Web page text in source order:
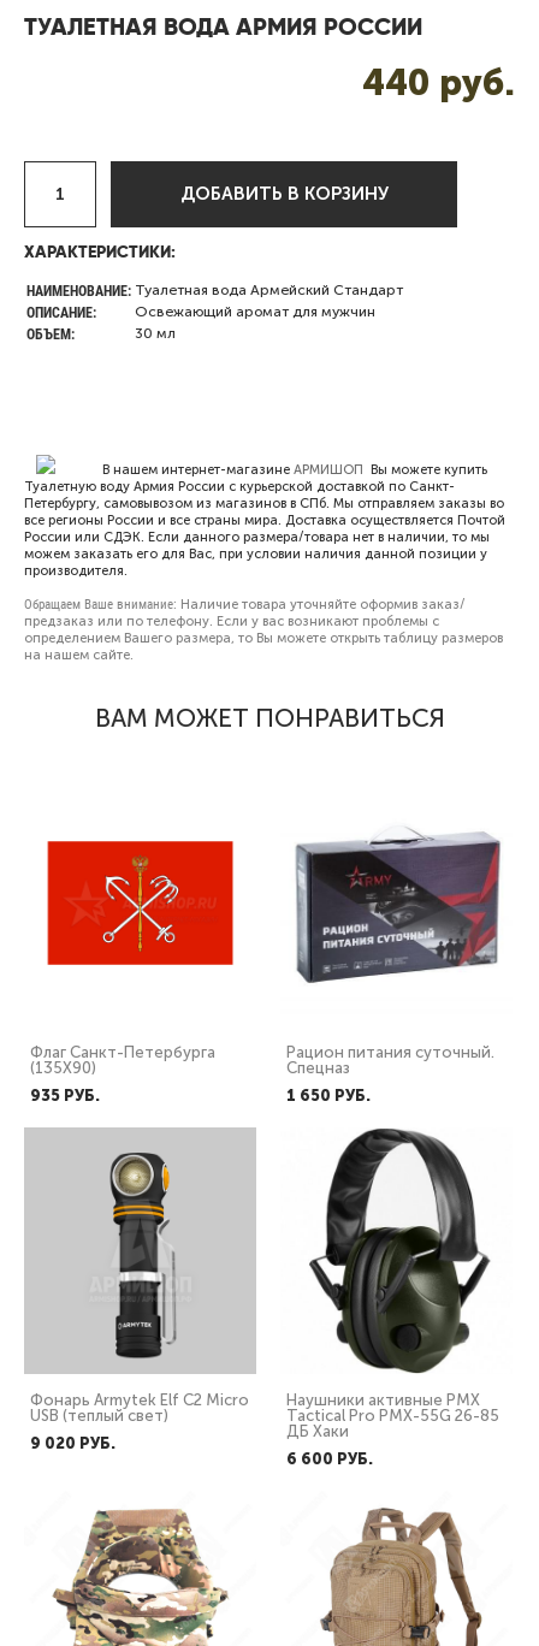
ТУАЛЕТНАЯ ВОДА АРМИЯ РОССИИ
440 pуб.
ДОБАВИТЬ В КОРЗИНУ
ХАРАКТЕРИСТИКИ:
НАИМЕНОВАНИЕ: Туалетная вода Армейский Стандарт
ОПИСАНИЕ: Освежающий аромат для мужчин
ОБЪЕМ: 30 мл
В нашем интернет-магазине АРМИШОП Вы можете купить
Туалетную воду Армия России с курьерской доставкой по Санкт-
Петербургу, самовывозом из магазинов в СПб. Мы отправляем заказы во
все регионы России и все страны мира. Доставка осуществляется Почтой
России или СДЭК. Если данного размера/товара нет в наличии, то мы
можем заказать его для Вас, при условии наличия данной позиции у
производителя.
Обращаем Ваше внимание: Наличие товара уточняйте оформив заказ/
предзаказ или по телефону. Если у вас возникают проблемы с
определением Вашего размера, то Вы можете открыть таблицу размеров
на нашем сайте.
ВАМ МОЖЕТ ПОНРАВИТЬСЯ
Флаг Санкт-Петербурга
(135Х90)
935 PУБ.
Рацион питания суточный.
Спецназ
1 650 PУБ.
Фонарь Armytek Elf C2 Micro
USB (теплый свет)
9 020 PУБ.
Наушники активные PMX
Tactical Pro PMX-55G 26-85
ДБ Хаки
6 600 PУБ.